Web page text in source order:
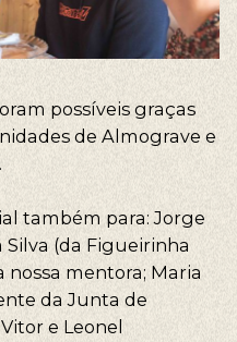
possíveis graças
de Almograve e
também para: Jorge
Silva (da Figueirinha
nossa mentora; Maria
da Junta de
e Leonel